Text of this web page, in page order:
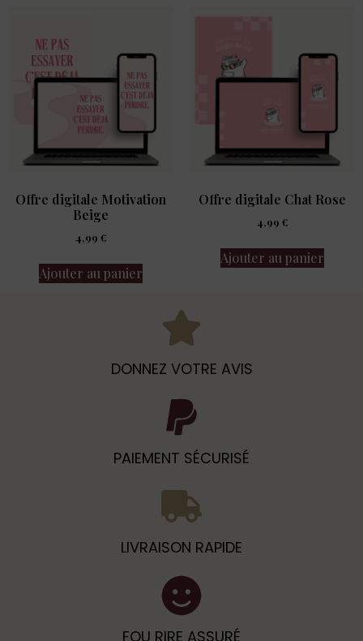
Offre digitale Motivation
Beige
4,99 €
Ajouter au panier
Offre digitale Chat Rose
4,99 €
Ajouter au panier
DONNEZ VOTRE AVIS
PAIEMENT SÉCURISÉ
LIVRAISON RAPIDE
FOU RIRE ASSURÉ